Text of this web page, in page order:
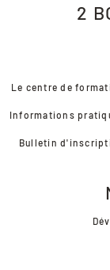
2
Le centre de
Informations
Bulletin